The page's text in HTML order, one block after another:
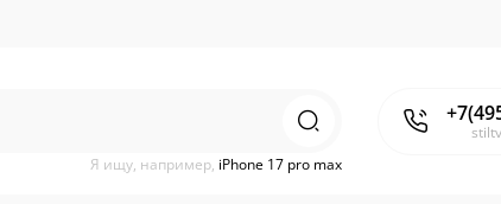
Я ищу, например, iPhone 17 pro max